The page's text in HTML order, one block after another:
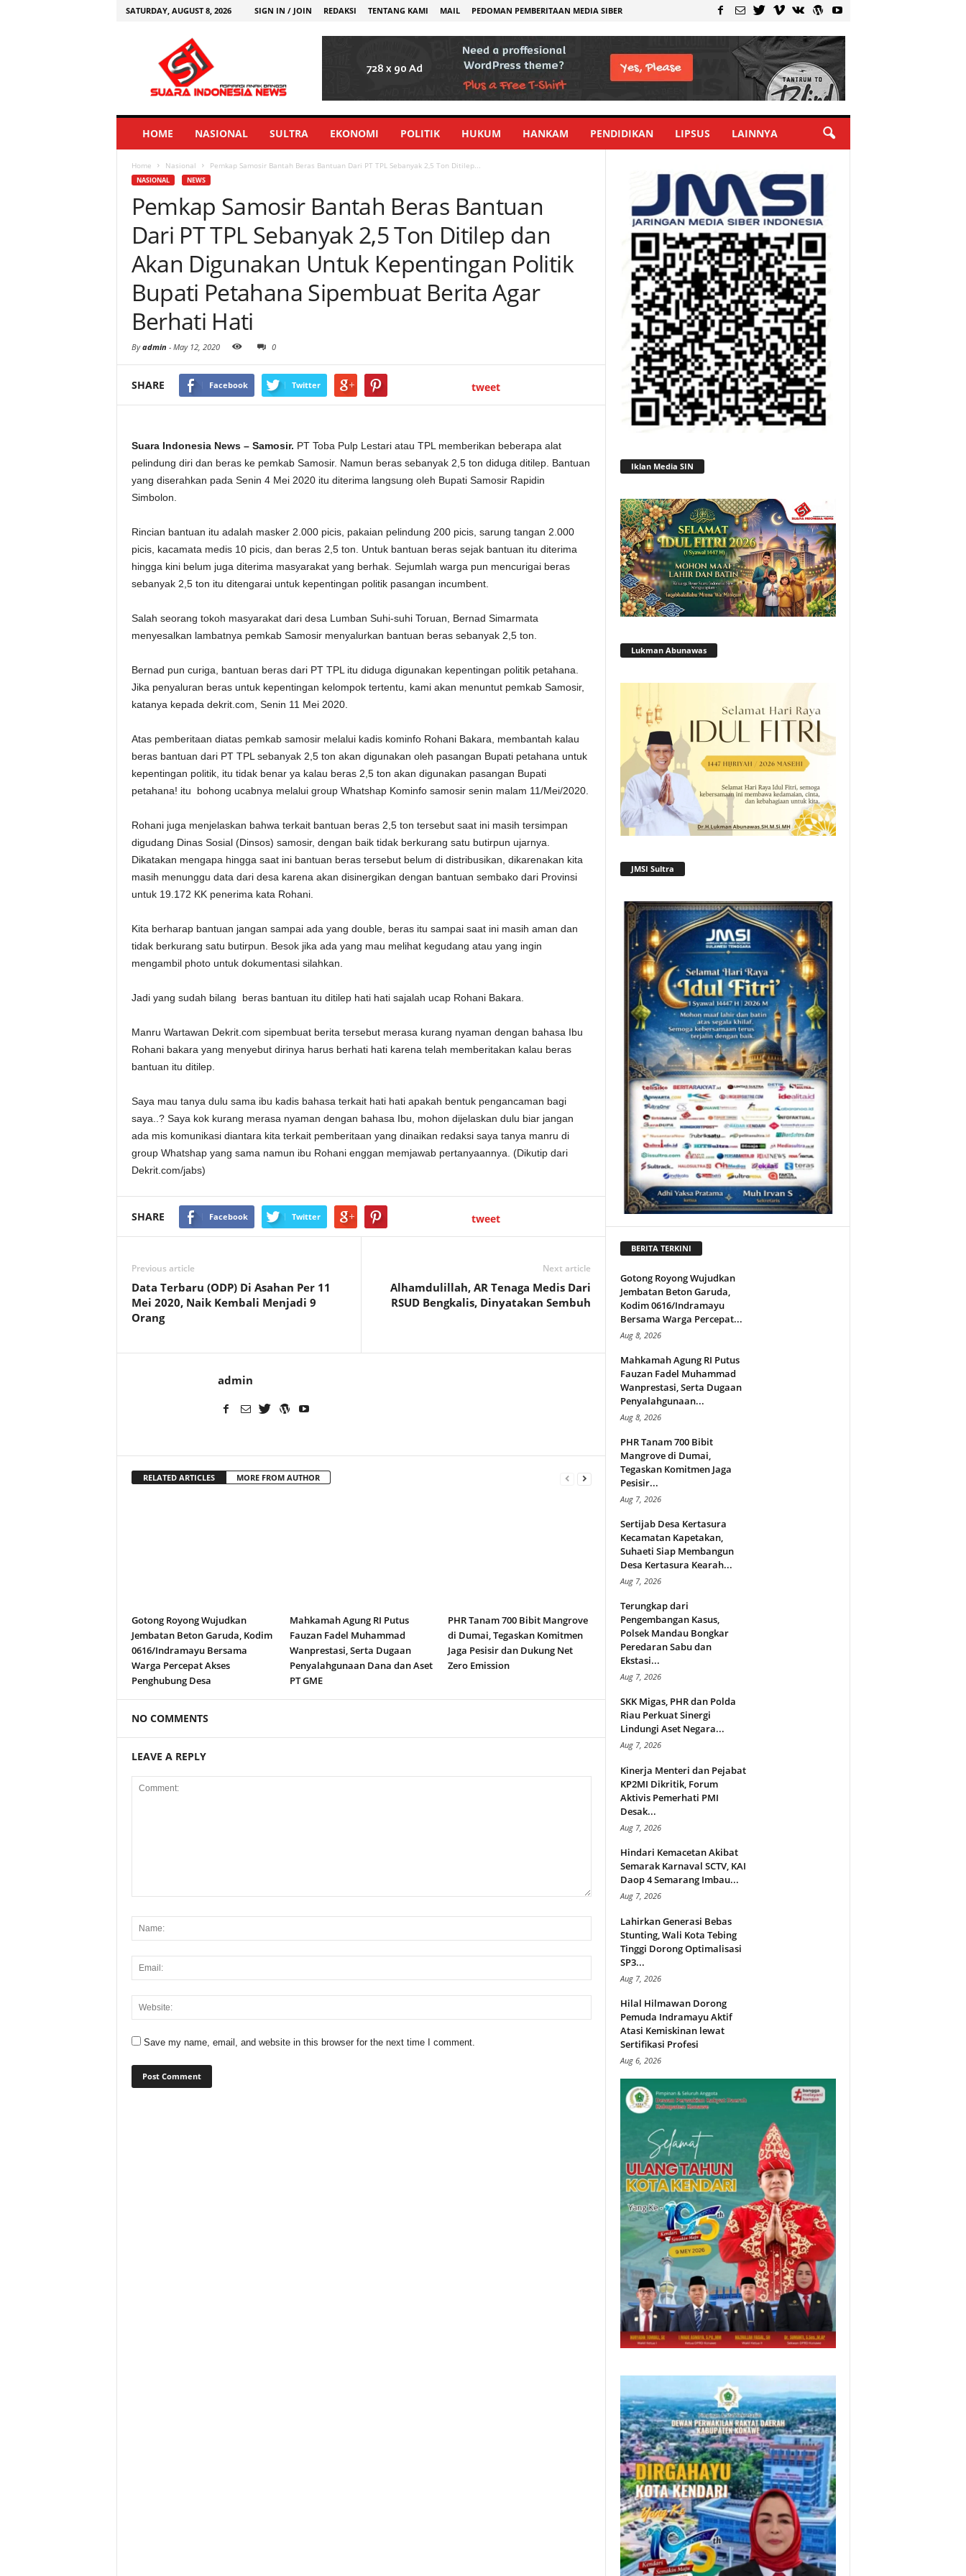
SATURDAY, AUGUST 8, 2026 SIGN IN / JOIN REDAKSI TENTANG KAMI MAIL PEDOMAN PEMBERITAAN MEDIA SIBER
HOME NASIONAL SULTRA EKONOMI POLITIK HUKUM HANKAM PENDIDIKAN LIPSUS LAINNYA
Home Nasional Pemkap Samosir Bantah Beras Bantuan Dari PT TPL Sebanyak 2,5 Ton Ditilep...
NASIONAL NEWS
Pemkap Samosir Bantah Beras Bantuan
Dari PT TPL Sebanyak 2,5 Ton Ditilep dan
Akan Digunakan Untuk Kepentingan Politik
Bupati Petahana Sipembuat Berita Agar
Berhati Hati
Byadmin - May 12, 2020 0
SHARE Facebook Twitter tweet
Suara Indonesia News – Samosir. PT Toba Pulp Lestari atau TPL memberikan beberapa alat
pelindung diri dan beras ke pemkab Samosir. Namun beras sebanyak 2,5 ton diduga ditilep. Bantuan
yang diserahkan pada Senin 4 Mei 2020 itu diterima langsung oleh Bupati Samosir Rapidin
Simbolon.
Rincian bantuan itu adalah masker 2.000 picis, pakaian pelindung 200 picis, sarung tangan 2.000
picis, kacamata medis 10 picis, dan beras 2,5 ton. Untuk bantuan beras sejak bantuan itu diterima
hingga kini belum juga diterima masyarakat yang berhak. Sejumlah warga pun mencurigai beras
sebanyak 2,5 ton itu ditengarai untuk kepentingan politik pasangan incumbent.
Salah seorang tokoh masyarakat dari desa Lumban Suhi-suhi Toruan, Bernad Simarmata
menyesalkan lambatnya pemkab Samosir menyalurkan bantuan beras sebanyak 2,5 ton.
Bernad pun curiga, bantuan beras dari PT TPL itu diduga digunakan kepentingan politik petahana.
Jika penyaluran beras untuk kepentingan kelompok tertentu, kami akan menuntut pemkab Samosir,
katanya kepada dekrit.com, Senin 11 Mei 2020.
Atas pemberitaan diatas pemkab samosir melalui kadis kominfo Rohani Bakara, membantah kalau
beras bantuan dari PT TPL sebanyak 2,5 ton akan digunakan oleh pasangan Bupati petahana untuk
kepentingan politik, itu tidak benar ya kalau beras 2,5 ton akan digunakan pasangan Bupati
petahana! itu bohong ucabnya melalui group Whatshap Kominfo samosir senin malam 11/Mei/2020.
Rohani juga menjelaskan bahwa terkait bantuan beras 2,5 ton tersebut saat ini masih tersimpan
digudang Dinas Sosial (Dinsos) samosir, dengan baik tidak berkurang satu butirpun ujarnya.
Dikatakan mengapa hingga saat ini bantuan beras tersebut belum di distribusikan, dikarenakan kita
masih menunggu data dari desa karena akan disinergikan dengan bantuan sembako dari Provinsi
untuk 19.172 KK penerima kata Rohani.
Kita berharap bantuan jangan sampai ada yang double, beras itu sampai saat ini masih aman dan
tidak berkurang satu butirpun. Besok jika ada yang mau melihat kegudang atau yang ingin
mengambil photo untuk dokumentasi silahkan.
Jadi yang sudah bilang beras bantuan itu ditilep hati hati sajalah ucap Rohani Bakara.
Manru Wartawan Dekrit.com sipembuat berita tersebut merasa kurang nyaman dengan bahasa Ibu
Rohani bakara yang menyebut dirinya harus berhati hati karena telah memberitakan kalau beras
bantuan itu ditilep.
Saya mau tanya dulu sama ibu kadis bahasa terkait hati hati apakah bentuk pengancaman bagi
saya..? Saya kok kurang merasa nyaman dengan bahasa Ibu, mohon dijelaskan dulu biar jangan
ada mis komunikasi diantara kita terkait pemberitaan yang dinaikan redaksi saya tanya manru di
group Whatshap yang sama namun ibu Rohani enggan memjawab pertanyaannya. (Dikutip dari
Dekrit.com/jabs)
SHARE Facebook Twitter tweet
Previous article
Data Terbaru (ODP) Di Asahan Per 11
Mei 2020, Naik Kembali Menjadi 9
Orang
Next article
Alhamdulillah, AR Tenaga Medis Dari
RSUD Bengkalis, Dinyatakan Sembuh
admin
RELATED ARTICLES MORE FROM AUTHOR
Gotong Royong Wujudkan
Jembatan Beton Garuda, Kodim
0616/Indramayu Bersama
Warga Percepat Akses
Penghubung Desa
Mahkamah Agung RI Putus
Fauzan Fadel Muhammad
Wanprestasi, Serta Dugaan
Penyalahgunaan Dana dan Aset
PT GME
PHR Tanam 700 Bibit Mangrove
di Dumai, Tegaskan Komitmen
Jaga Pesisir dan Dukung Net
Zero Emission
NO COMMENTS
LEAVE A REPLY
Save my name, email, and website in this browser for the next time I comment.
Iklan Media SIN
Lukman Abunawas
JMSI Sultra
BERITA TERKINI
Gotong Royong Wujudkan
Jembatan Beton Garuda,
Kodim 0616/Indramayu
Bersama Warga Percepat...
Aug 8, 2026
Mahkamah Agung RI Putus
Fauzan Fadel Muhammad
Wanprestasi, Serta Dugaan
Penyalahgunaan...
Aug 8, 2026
PHR Tanam 700 Bibit
Mangrove di Dumai,
Tegaskan Komitmen Jaga
Pesisir...
Aug 7, 2026
Sertijab Desa Kertasura
Kecamatan Kapetakan,
Suhaeti Siap Membangun
Desa Kertasura Kearah...
Aug 7, 2026
Terungkap dari
Pengembangan Kasus,
Polsek Mandau Bongkar
Peredaran Sabu dan
Ekstasi...
Aug 7, 2026
SKK Migas, PHR dan Polda
Riau Perkuat Sinergi
Lindungi Aset Negara...
Aug 7, 2026
Kinerja Menteri dan Pejabat
KP2MI Dikritik, Forum
Aktivis Pemerhati PMI
Desak...
Aug 7, 2026
Hindari Kemacetan Akibat
Semarak Karnaval SCTV, KAI
Daop 4 Semarang Imbau...
Aug 7, 2026
Lahirkan Generasi Bebas
Stunting, Wali Kota Tebing
Tinggi Dorong Optimalisasi
SP3...
Aug 7, 2026
Hilal Hilmawan Dorong
Pemuda Indramayu Aktif
Atasi Kemiskinan lewat
Sertifikasi Profesi
Aug 6, 2026